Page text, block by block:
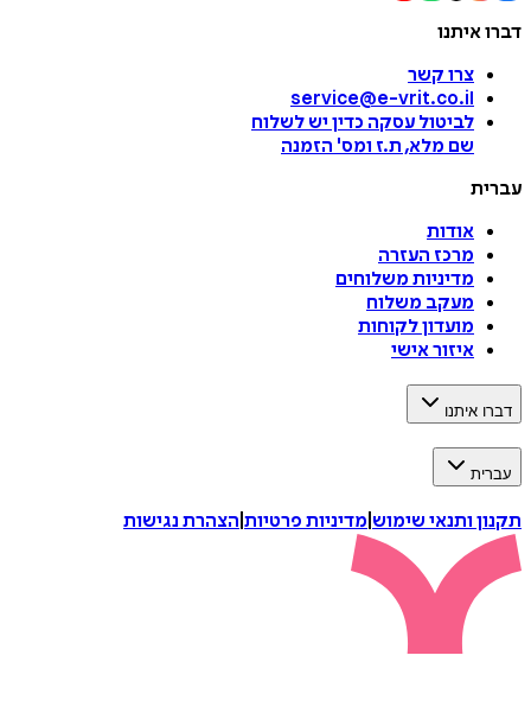
דברו איתנו
צרו קשר
service@e-vrit.co.il
לביטול עסקה כדין יש לשלוח
שם מלא, ת.ז ומס' הזמנה
עברית
אודות
מרכז העזרה
מדיניות משלוחים
מעקב משלוח
מועדון לקוחות
איזור אישי
דברו איתנו
עברית
תקנון ותנאי שימוש מדיניות פרטיות הצהרת נגישות